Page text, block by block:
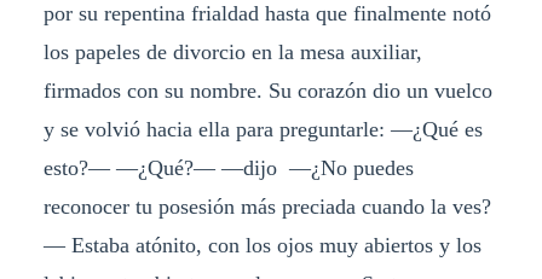
por su repentina frialdad hasta que finalmente notó
los papeles de divorcio en la mesa auxiliar,
firmados con su nombre. Su corazón dio un vuelco
y se volvió hacia ella para preguntarle: —¿Qué es
esto?— —¿Qué?— —dijo —¿No puedes
reconocer tu posesión más preciada cuando la ves?
— Estaba atónito, con los ojos muy abiertos y los